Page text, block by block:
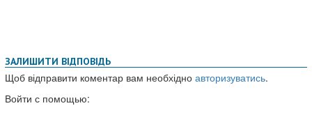
ЗАЛИШИТИ ВІДПОВІДЬ
Щоб відправити коментар вам необхідно авторизуватись.
Войти с помощью: